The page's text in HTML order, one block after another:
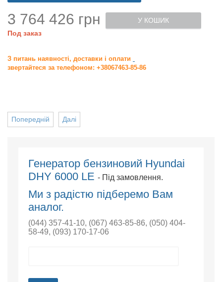
3 764 426 грн
Под заказ
У КОШИК
З питань наявності, доставки і оплати
звертайтеся за телефоном: +38067463-85-86
Далі
Попередній
Генератор бензиновий Hyundai
DHY 6000 LE - Під замовлення.
Ми з радістю підберемо Вам
аналог.
(044) 357-41-10, (067) 463-85-86, (050) 404-
58-49, (093) 170-17-06